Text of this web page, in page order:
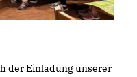
der Einladung unserer